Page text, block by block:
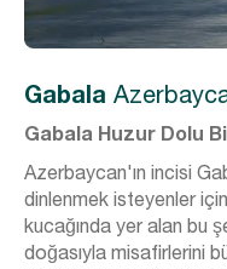
Gabala
Gabala Huzur Dolu
Azerbaycan'ın incisi
dinlenmek isteyenler
kucağında yer alan bu
doğasıyla misafirlerini